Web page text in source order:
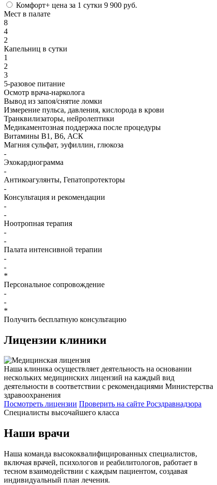
Комфорт+ цена за 1 сутки 9 900 руб.
Мест в палате
8
4
2
Капельниц в сутки
1
2
3
5-разовое питание
Осмотр врача-нарколога
Вывод из запоя/снятие ломки
Измерение пульса, давления, кислорода в крови
Транквилизаторы, нейролептики
Медикаментозная поддержка после процедуры
Витамины B1, B6, АСК
Магния сульфат, эуфиллин, глюкоза
-
Эхокардиограмма
-
Антикоагулянты, Гепатопротекторы
-
Консультация и рекомендации
-
-
Ноотропная терапия
-
-
Палата интенсивной терапии
-
-
*
Персональное сопровождение
-
-
*
Получить бесплатную консультацию
Лицензии клиники
Наша клиника осуществляет деятельность на основании
нескольких медицинских лицензий на каждый вид
деятельности в соответствии с рекомендациями Министерства
здравоохранения
Посмотреть лицензии Проверить на сайте Росздравнадзора
Специалисты высочайшего класса
Наши врачи
Наша команда высококвалифицированных специалистов,
включая врачей, психологов и реабилитологов, работает в
тесном взаимодействии с каждым пациентом, создавая
индивидуальный план лечения.